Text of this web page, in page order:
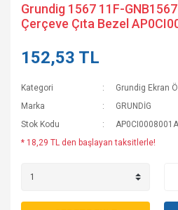
Grundig 1567 11F-
Çerçeve Çıta Bezel
152,53 TL
Kategori
Grundig Ekran
Marka
GRUNDİG
Stok Kodu
AP0CI0008001A
* 18,29 TL den başlayan taksitlerle!